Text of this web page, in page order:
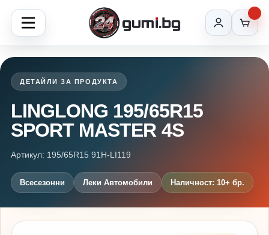
ДЕТАЙЛИ ЗА ПРОДУКТА
LINGLONG 195/65R15
SPORT MASTER 4S
Артикул: 195/65R15 91H-LI119
Всесезонни Леки Автомобили Наличност: 10+ бр.